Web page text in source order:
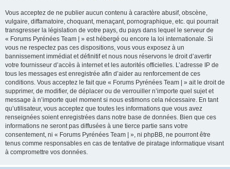
Vous acceptez de ne publier aucun contenu à caractère abusif, obscène,
vulgaire, diffamatoire, choquant, menaçant, pornographique, etc. qui pourrait
transgresser la législation de votre pays, du pays dans lequel le serveur de
« Forums Pyrénées Team | » est hébergé ou encore la loi internationale. Si
vous ne respectez pas ces dispositions, vous vous exposez à un
bannissement immédiat et définitif et nous nous réservons le droit d’avertir
votre fournisseur d’accès à internet et les autorités officielles. L’adresse IP de
tous les messages est enregistrée afin d’aider au renforcement de ces
conditions. Vous acceptez le fait que « Forums Pyrénées Team | » ait le droit de
supprimer, de modifier, de déplacer ou de verrouiller n’importe quel sujet et
message à n’importe quel moment si nous estimons cela nécessaire. En tant
qu’utilisateur, vous acceptez que toutes les informations que vous avez
renseignées soient enregistrées dans notre base de données. Bien que ces
informations ne seront pas diffusées à une tierce partie sans votre
consentement, ni « Forums Pyrénées Team | », ni phpBB, ne pourront être
tenus comme responsables en cas de tentative de piratage informatique visant
à compromettre vos données.